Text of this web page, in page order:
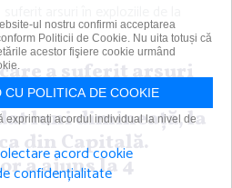
arsuri în exploziile de la
a suferit arsuri
staţia GPL din
luni dimineaţă, la
din Capitală.
a ajuns la 4
ul nostru confirmi acceptarea
Politicii de Cookie. Nu uita totuși că
acestor fişiere cookie urmând
CU POLITICA DE COOKIE
exprimați acordul individual la nivel de
acord cookie
confidențialitate